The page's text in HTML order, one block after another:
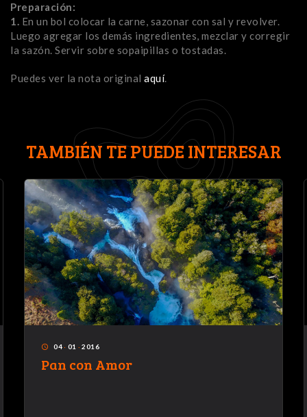
Preparación:
1. En un bol colocar la carne, sazonar con sal y revolver.
Luego agregar los demás ingredientes, mezclar y corregir
la sazón. Servir sobre sopaipillas o tostadas.
Puedes ver la nota original aquí.
TAMBIÉN TE PUEDE INTERESAR
access_time 04· 01 · 2016
Pan con Amor